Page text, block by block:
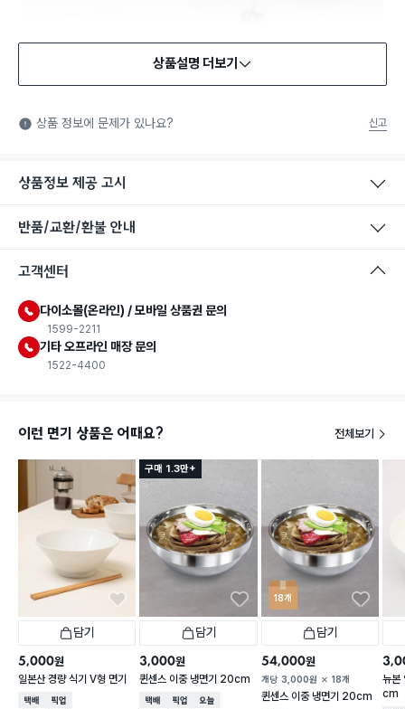
식품용 기구: 식품위생법에서 정한 규격에 따라 제조되어 식품 또
는 식품첨가물에 사용할 수 있는 식품용기구라는 표시입니다.
상품설명 더보기
상품 정보에 문제가 있나요? 신고
상품정보 제공 고시
반품/교환/환불 안내
고객센터
다이소몰(온라인) / 모바일 상품권 문의
1599-2211
기타 오프라인 매장 문의
1522-4400
이런 면기 상품은 어때요? 전체보기
담기
5,000원
일본산 경량 식기 V형 면기
택배배송매장픽업
구매 1.3만+
담기
3,000원
퀸센스 이중 냉면기 20cm
택배배송매장픽업오늘배송
18개
담기
54,000원
개당 3,000원 18개
퀸센스 이중 냉면기 20cm
뉴본
cm